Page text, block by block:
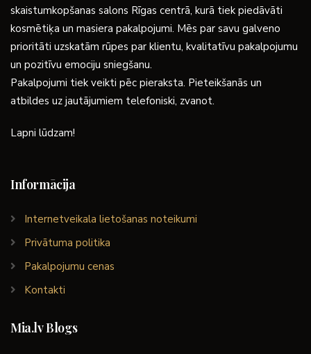
skaistumkopšanas salons Rīgas centrā, kurā tiek piedāvāti
kosmētiķa un masiera pakalpojumi. Mēs par savu galveno
prioritāti uzskatām rūpes par klientu, kvalitatīvu pakalpojumu
un pozitīvu emociju sniegšanu.
Pakalpojumi tiek veikti pēc pieraksta. Pieteikšanās un
atbildes uz jautājumiem telefoniski, zvanot.
Lapni lūdzam!
Informācija
Internetveikala lietošanas noteikumi
Privātuma politika
Pakalpojumu cenas
Kontakti
Mia.lv Blogs